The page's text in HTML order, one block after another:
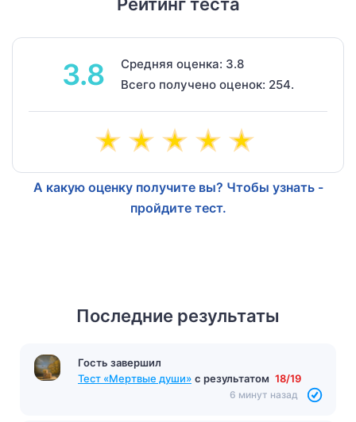
3.8
Средняя оценка: 3.8
Всего получено оценок: 254.
А какую оценку получите вы? Чтобы узнать -
пройдите тест.
Последние результаты
Гость завершил
Тест «Мертвые души» с результатом 18/19
6 минут назад